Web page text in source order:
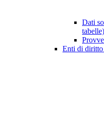
Dati
tabelle)
Enti di